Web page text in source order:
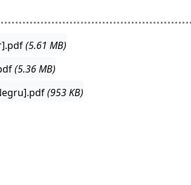
(5.61 MB)
(5.36 MB)
(953 KB)